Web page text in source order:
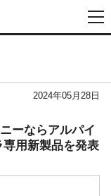
2024年05月28日
ーならアルパイ
用新製品を発表